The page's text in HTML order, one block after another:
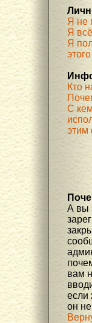
Я не
Я
Я
Кто
С
А вы
вам
если
он